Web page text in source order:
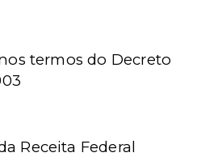
termos do Decreto
Receita Federal